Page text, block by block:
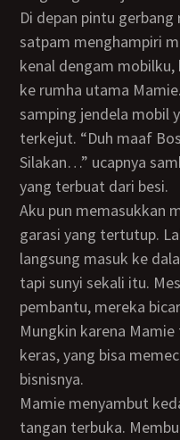
Di depan pintu gerbang rumah utama Mamie, seorang
satpam menghampiri
kenal dengam mobilku,
ke rumha utama
samping jendela mobil
terkejut. “Duh maaf
Silakan…” ucapnya
yang terbuat dari besi.
Aku pun memasukkan mobilku, langsung ke depan
garasi yang tertutup.
langsung masuk ke
tapi sunyi sekali itu.
pembantu, mereka
Mungkin karena
keras, yang bisa
bisnisnya.
Mamie menyambut kedatanganku dengan kedua
tangan terbuka.